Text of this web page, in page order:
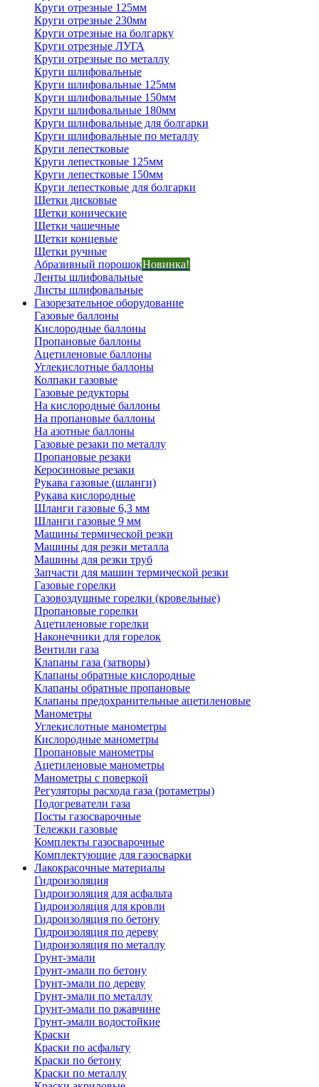
Круги отрезные 125мм
Круги отрезные 230мм
Круги отрезные на болгарку
Круги отрезные ЛУГА
Круги отрезные по металлу
Круги шлифовальные
Круги шлифовальные 125мм
Круги шлифовальные 150мм
Круги шлифовальные 180мм
Круги шлифовальные для болгарки
Круги шлифовальные по металлу
Круги лепестковые
Круги лепестковые 125мм
Круги лепестковые 150мм
Круги лепестковые для болгарки
Щетки дисковые
Щетки конические
Щетки чашечные
Щетки концевые
Щетки ручные
Абразивный порошокНовинка!
Ленты шлифовальные
Листы шлифовальные
Газорезательное оборудование
Газовые баллоны
Кислородные баллоны
Пропановые баллоны
Ацетиленовые баллоны
Углекислотные баллоны
Колпаки газовые
Газовые редукторы
На кислородные баллоны
На пропановые баллоны
На азотные баллоны
Газовые резаки по металлу
Пропановые резаки
Керосиновые резаки
Рукава газовые (шланги)
Рукава кислородные
Шланги газовые 6,3 мм
Шланги газовые 9 мм
Машины термической резки
Машины для резки металла
Машины для резки труб
Запчасти для машин термической резки
Газовые горелки
Газовоздушные горелки (кровельные)
Пропановые горелки
Ацетиленовые горелки
Наконечники для горелок
Вентили газа
Клапаны газа (затворы)
Клапаны обратные кислородные
Клапаны обратные пропановые
Клапаны предохранительные ацетиленовые
Манометры
Углекислотные манометры
Кислородные манометры
Пропановые манометры
Ацетиленовые манометры
Манометры с поверкой
Регуляторы расхода газа (ротаметры)
Подогреватели газа
Посты газосварочные
Тележки газовые
Комплекты газосварочные
Комплектующие для газосварки
Лакокрасочные материалы
Гидроизоляция
Гидроизоляция для асфальта
Гидроизоляция для кровли
Гидроизоляция по бетону
Гидроизоляция по дереву
Гидроизоляция по металлу
Грунт-эмали
Грунт-эмали по бетону
Грунт-эмали по дереву
Грунт-эмали по металлу
Грунт-эмали по ржавчине
Грунт-эмали водостойкие
Краски
Краски по асфальту
Краски по бетону
Краски по металлу